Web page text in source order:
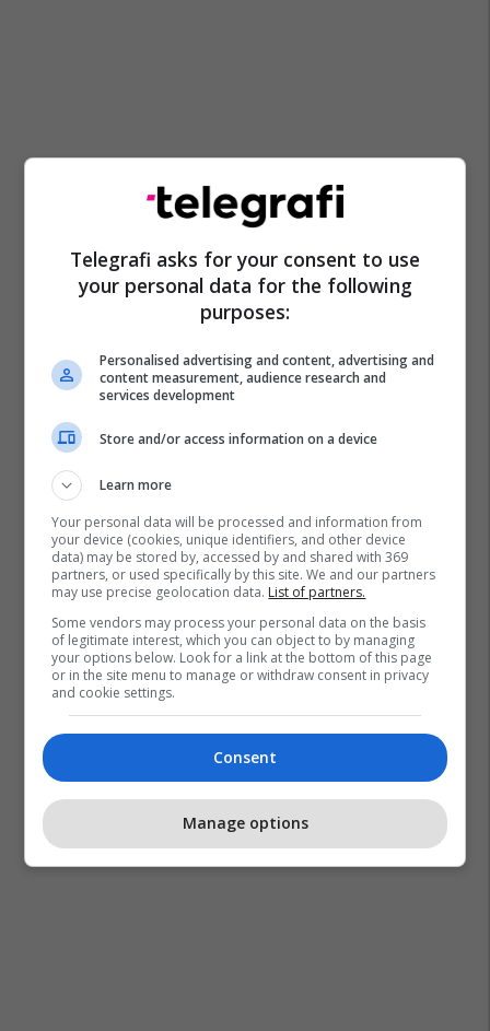
Telegrafi asks for your consent to use
your personal data for the following
purposes:
Personalised advertising and content, advertising and
content measurement, audience research and
services development
Store and/or access information on a device
Learn more
Your personal data will be processed and information from
your device (cookies, unique identifiers, and other device
data) may be stored by, accessed by and shared with 369
partners, or used specifically by this site. We and our partners
may use precise geolocation data. List of partners.
Some vendors may process your personal data on the basis
of legitimate interest, which you can object to by managing
your options below. Look for a link at the bottom of this page
or in the site menu to manage or withdraw consent in privacy
and cookie settings.
Consent
Manage options